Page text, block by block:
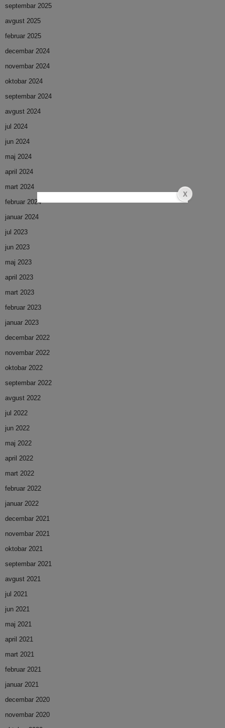
septembar 2025
avgust 2025
februar 2025
decembar 2024
novembar 2024
oktobar 2024
septembar 2024
avgust 2024
jul 2024
jun 2024
maj 2024
april 2024
mart 2024
februar 2024
januar 2024
jul 2023
jun 2023
maj 2023
april 2023
mart 2023
februar 2023
januar 2023
decembar 2022
novembar 2022
oktobar 2022
septembar 2022
avgust 2022
jul 2022
jun 2022
maj 2022
april 2022
mart 2022
februar 2022
januar 2022
decembar 2021
novembar 2021
oktobar 2021
septembar 2021
avgust 2021
jul 2021
jun 2021
maj 2021
april 2021
mart 2021
februar 2021
januar 2021
decembar 2020
novembar 2020